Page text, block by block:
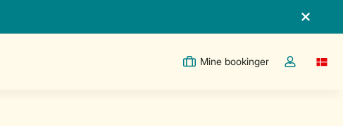
Mine bookinger
Toggle the